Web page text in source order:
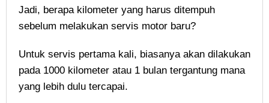
Jadi, berapa kilometer yang harus ditempuh
sebelum melakukan servis motor baru?
Untuk servis pertama kali, biasanya akan dilakukan
pada 1000 kilometer atau 1 bulan tergantung mana
yang lebih dulu tercapai.